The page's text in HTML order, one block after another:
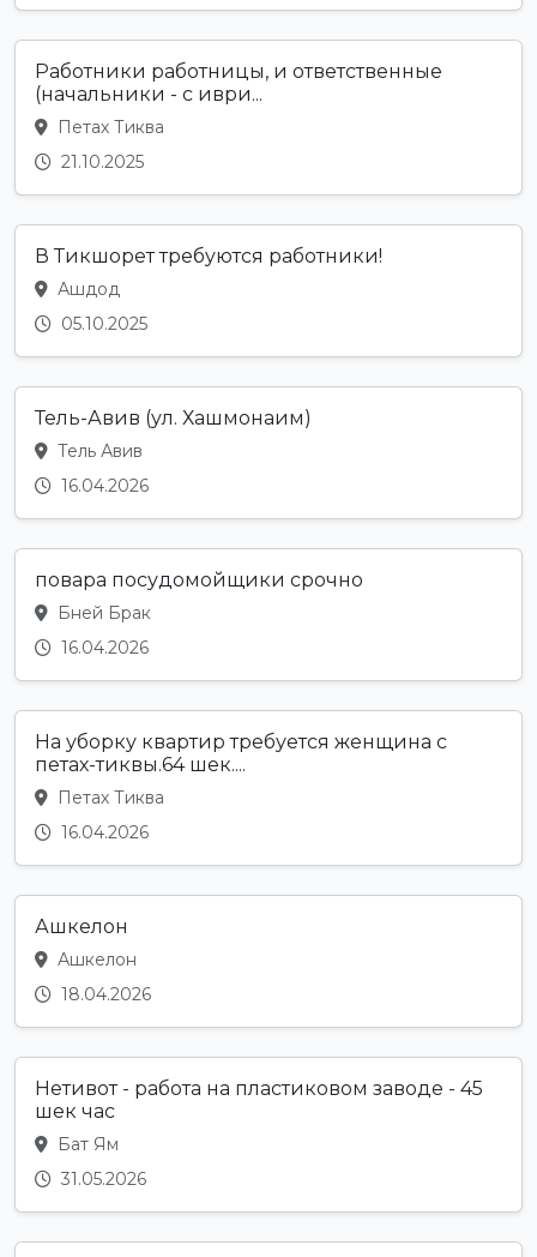
Работники работницы, и ответственные
(начальники - с иври...
Петах Тиква
21.10.2025
В Тикшорет требуются работники!
Ашдод
05.10.2025
Тель-Авив (ул. Хашмонаим)
Тель Авив
16.04.2026
повара посудомойщики срочно
Бней Брак
16.04.2026
На уборку квартир требуется женщина с
петах-тиквы.64 шек....
Петах Тиква
16.04.2026
Ашкелон
Ашкелон
18.04.2026
Нетивот - работа на пластиковом заводе - 45
шек час
Бат Ям
31.05.2026